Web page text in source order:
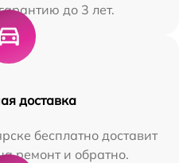
до 3 лет.
доставка
бесплатно доставит
ремонт и обратно.